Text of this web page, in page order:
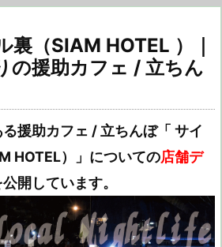
裏（SIAM HOTEL ）｜
の援助カフェ / 立ちん
援助カフェ / 立ちんぼ「 サイ
HOTEL）」についての店舗デ
公開しています。